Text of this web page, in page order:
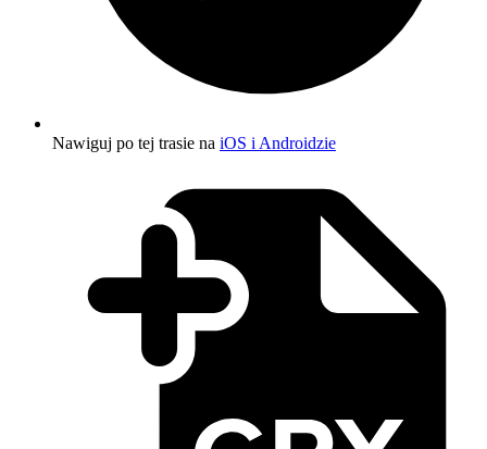
Nawiguj po tej trasie na iOS i Androidzie